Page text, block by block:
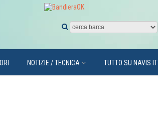
NOTIZIE / TECNICA TUTTO SU NAVIS.IT